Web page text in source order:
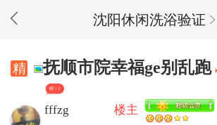
沈阳休闲洗浴验证
抚顺市院幸福ge别乱跑
精 + 8
fffzg
楼主